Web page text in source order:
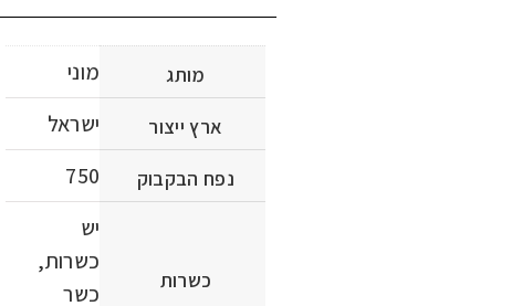
מותג מוני
ארץ ייצור ישראל
נפח הבקבוק 750
כשרות
יש
כשרות,
כשר